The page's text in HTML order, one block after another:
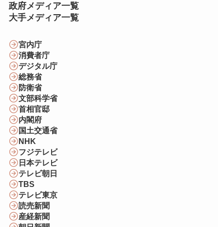
政府メディア一覧
大手メディア一覧
宮内庁
消費者庁
デジタル庁
総務省
防衛省
文部科学省
首相官邸
内閣府
国土交通省
NHK
フジテレビ
日本テレビ
テレビ朝日
TBS
テレビ東京
読売新聞
産経新聞